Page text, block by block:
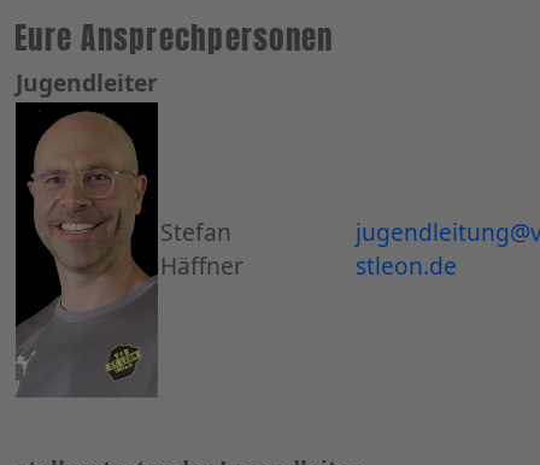
Eure Ansprechpersonen
Jugendleiter
Stefan
Häffner
jugendleitung@
stleon.de